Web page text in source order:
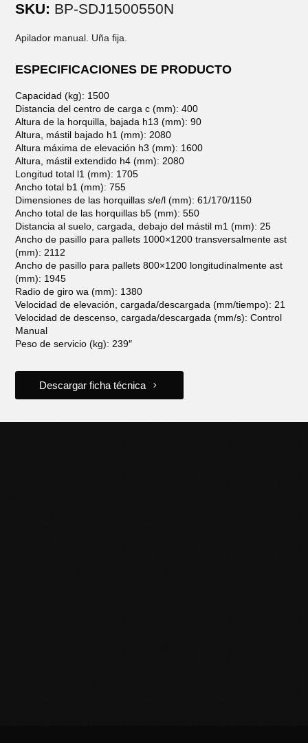
SKU: BP-SDJ1500550N
Apilador manual. Uña fija.
ESPECIFICACIONES DE PRODUCTO
Capacidad (kg): 1500
Distancia del centro de carga c (mm): 400
Altura de la horquilla, bajada h13 (mm): 90
Altura, mástil bajado h1 (mm): 2080
Altura máxima de elevación h3 (mm): 1600
Altura, mástil extendido h4 (mm): 2080
Longitud total l1 (mm): 1705
Ancho total b1 (mm): 755
Dimensiones de las horquillas s/e/l (mm): 61/170/1150
Ancho total de las horquillas b5 (mm): 550
Distancia al suelo, cargada, debajo del mástil m1 (mm): 25
Ancho de pasillo para pallets 1000×1200 transversalmente ast
(mm): 2112
Ancho de pasillo para pallets 800×1200 longitudinalmente ast
(mm): 1945
Radio de giro wa (mm): 1380
Velocidad de elevación, cargada/descargada (mm/tiempo): 21
Velocidad de descenso, cargada/descargada (mm/s): Control
Manual
Peso de servicio (kg): 239″
Descargar ficha técnica